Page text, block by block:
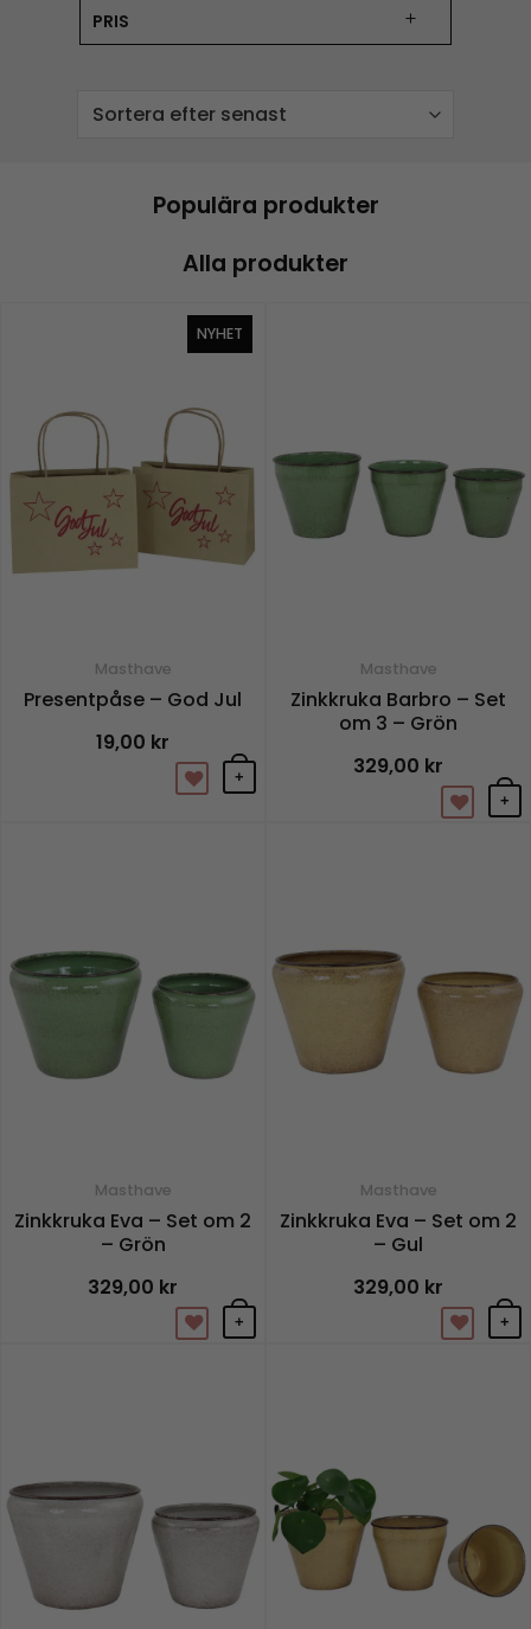
PRIS
Populära produkter
Alla produkter
NYHET
Masthave
Presentpåse – God Jul
19,00 kr
+
Masthave
Zinkkruka Barbro – Set
om 3 – Grön
329,00 kr
+
Masthave
Zinkkruka Eva – Set om 2
– Grön
329,00 kr
+
Masthave
Zinkkruka Eva – Set om 2
– Gul
329,00 kr
+